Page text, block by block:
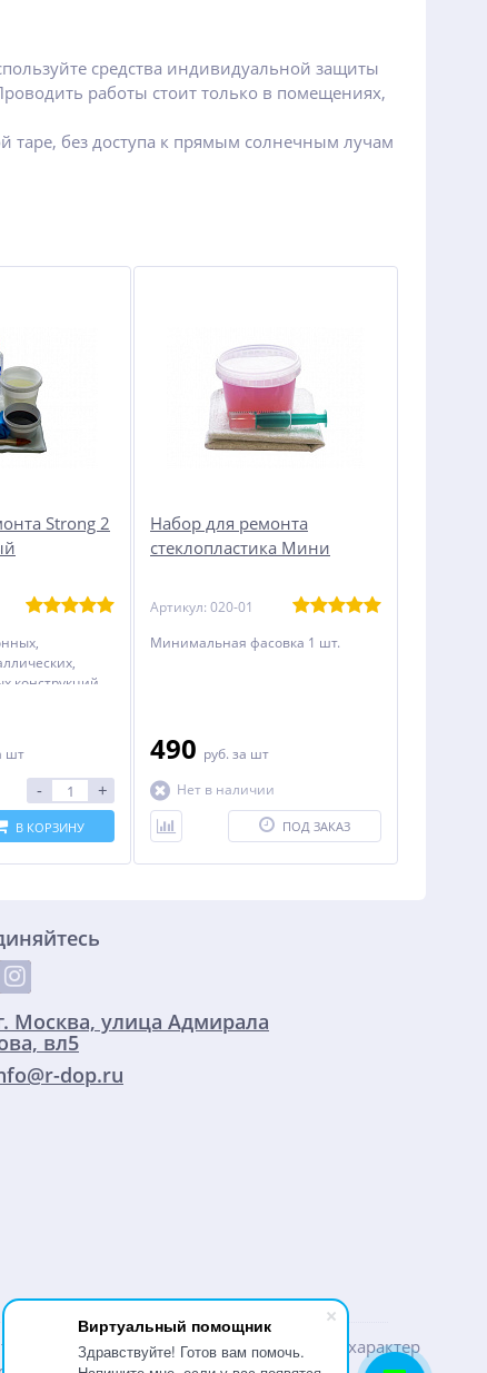
Виртуальный помощник
Здравствуйте! Готов вам помочь.
средства индивидуальной защиты
работы стоит только в помещениях,
таре, без доступа к прямым солнечным лучам
Strong 2
конструкций
шт
- +
В КОРЗИНУ
Набор для ремонта
стеклопластика Мини
Артикул: 020-01
Минимальная фасовка 1 шт.
490 руб. за шт
Нет в наличии
ПОД ЗАКАЗ
Москва, улица Адмирала
вл5
dop.ru
и услуг, носит информационный характер